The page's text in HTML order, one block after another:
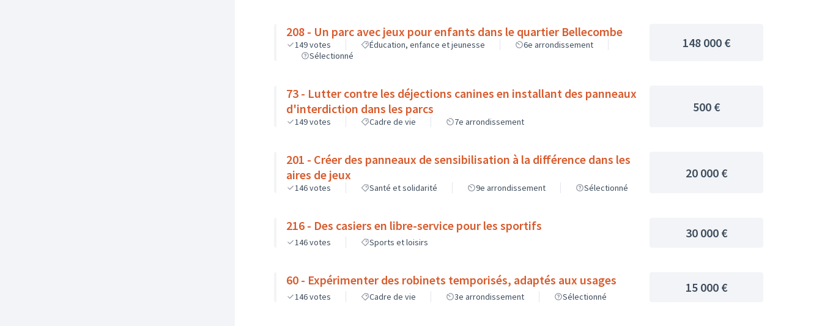
208 - Un parc avec jeux pour enfants dans le quartier Bellecombe
149votes Éducation, enfance et jeunesse
6e arrondissement
Sélectionné
148 000 €
73 - Lutter contre les déjections canines en installant des panneaux
d'interdiction dans les parcs
149votes Cadre de vie 7e arrondissement
500 €
201 - Créer des panneaux de sensibilisation à la différence dans les
aires de jeux
146votes Santé et solidarité 9e arrondissement Sélectionné
20 000 €
216 - Des casiers en libre-service pour les sportifs
146votes Sports et loisirs
30 000 €
60 - Expérimenter des robinets temporisés, adaptés aux usages
146votes Cadre de vie 3e arrondissement Sélectionné
15 000 €